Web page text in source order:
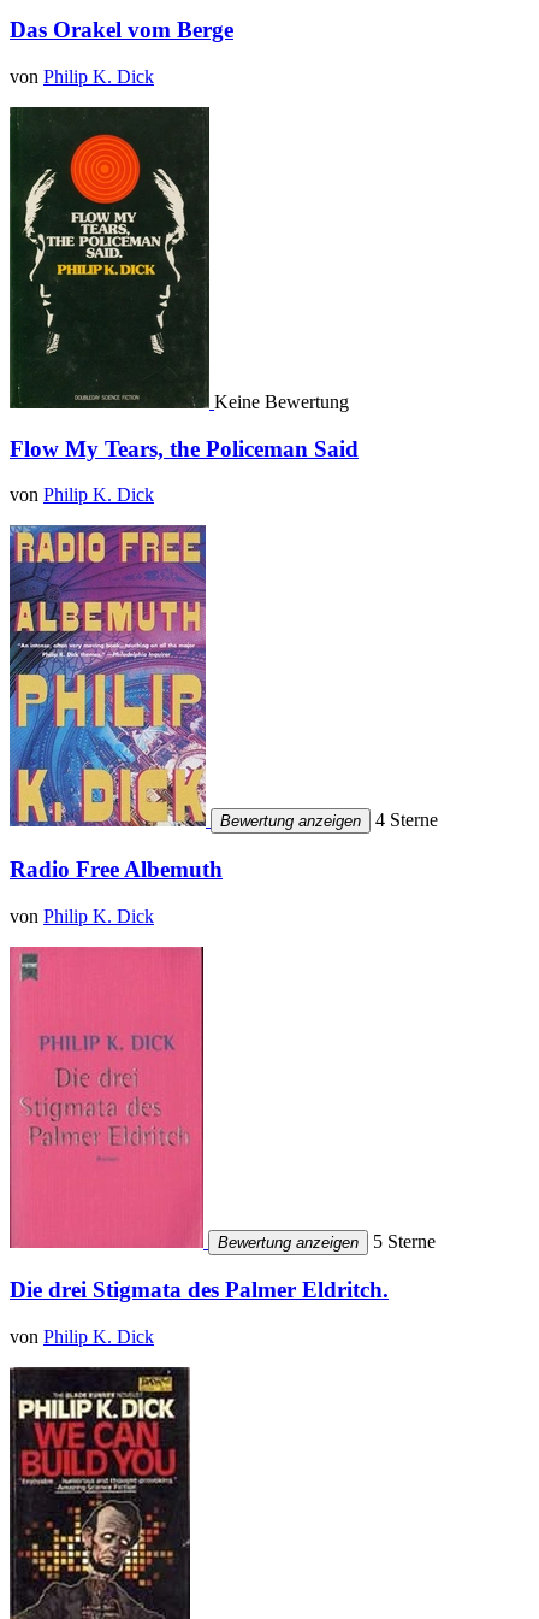
Das Orakel vom Berge
von Philip K. Dick
Keine Bewertung
Flow My Tears, the Policeman Said
von Philip K. Dick
Bewertung anzeigen 4 Sterne
Radio Free Albemuth
von Philip K. Dick
Bewertung anzeigen 5 Sterne
Die drei Stigmata des Palmer Eldritch.
von Philip K. Dick